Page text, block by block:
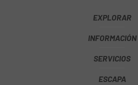
EXPLORAR
INFORMACIÓN
SERVICIOS
ESCAPA